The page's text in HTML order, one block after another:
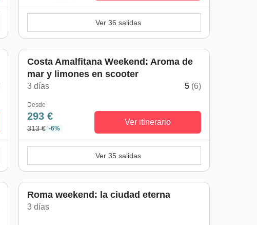
Ver 36 salidas
Costa Amalfitana Weekend: Aroma de
mar y limones en scooter
3 días 5 (6)
Desde
293 €
313 € -6%
Ver itinerario
Ver 35 salidas
Roma weekend: la ciudad eterna
3 días